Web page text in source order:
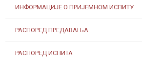
ИНФОРМАЦИЈЕ О ПРИЈЕМНОМ ИСПИТУ
РАСПОРЕД ПРЕДАВАЊА
РАСПОРЕД ИСПИТА